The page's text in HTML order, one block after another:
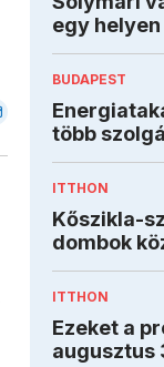
egy helyen
BUDAPEST
több
ITTHON
Kőszikla-
dombok
ITTHON
Ezeket a
augusztus